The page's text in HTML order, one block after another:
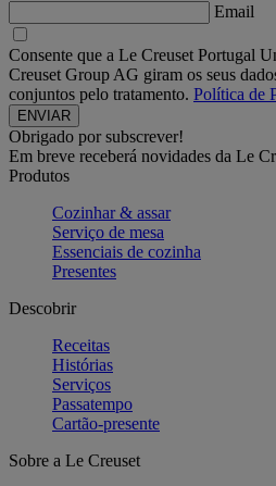
Email
Consente que a Le Creuset Portugal
Creuset Group AG giram os seus
conjuntos pelo tratamento. Política de
Obrigado por subscrever!
Em breve receberá novidades da Le
Produtos
Cozinhar & assar
Serviço de mesa
Essenciais de cozinha
Presentes
Descobrir
Receitas
Histórias
Serviços
Passatempo
Cartão-presente
Sobre a Le Creuset